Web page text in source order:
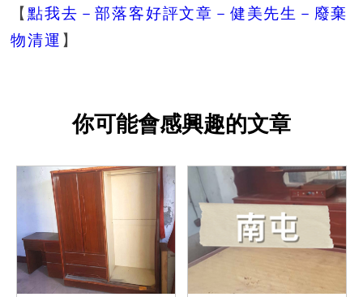
【點我去－部落客好評文章－健美先生－廢棄
物清運 】
你可能會感興趣的文章